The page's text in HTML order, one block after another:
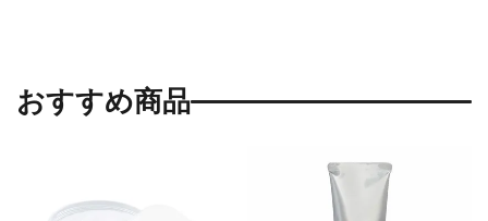
おすすめ商品